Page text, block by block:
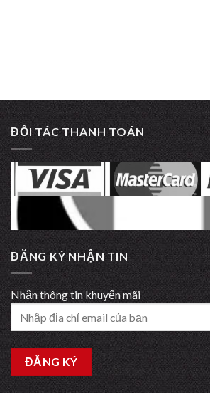
ĐỐI TÁC THANH TOÁN
ĐĂNG KÝ NHẬN TIN
Nhận thông tin khuyến mãi